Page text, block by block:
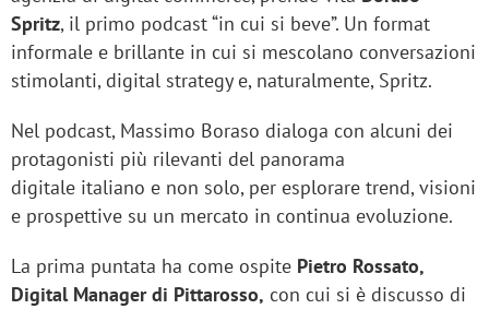
Spritz, il primo podcast “in cui si beve”. Un format
informale e brillante in cui si mescolano conversazioni
stimolanti, digital strategy e, naturalmente, Spritz.
Nel podcast, Massimo Boraso dialoga con alcuni dei
protagonisti più rilevanti del panorama
digitale italiano e non solo, per esplorare trend, visioni
e prospettive su un mercato in continua evoluzione.
La prima puntata ha come ospite Pietro Rossato,
Digital Manager di Pittarosso, con cui si è discusso di